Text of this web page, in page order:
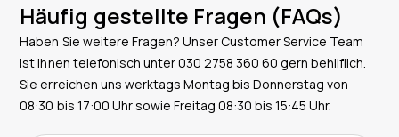
Häufig gestellte Fragen (FAQs)
Haben Sie weitere Fragen? Unser Customer Service Team
ist Ihnen telefonisch unter030 2758 360 60 gern behilflich.
Sie erreichen uns werktags Montag bis Donnerstag von
08:30 bis 17:00 Uhr sowie Freitag 08:30 bis 15:45 Uhr.